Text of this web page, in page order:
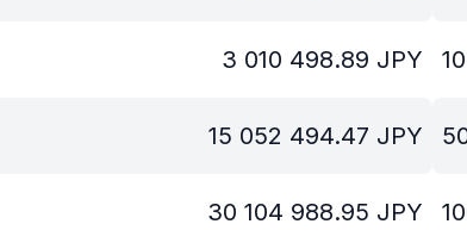
3 010 498.89 JPY
15 052 494.47 JPY
30 104 988.95 JPY
10